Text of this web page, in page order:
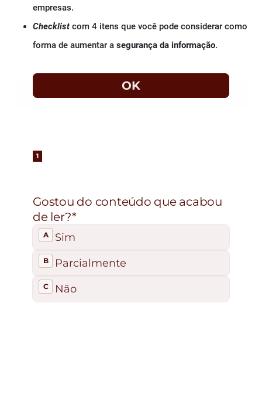
empresas.
Checklist com 4 itens que você pode considerar como
forma de aumentar a segurança da informação.